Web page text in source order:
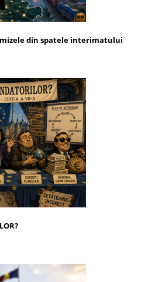
din spatele interimatului